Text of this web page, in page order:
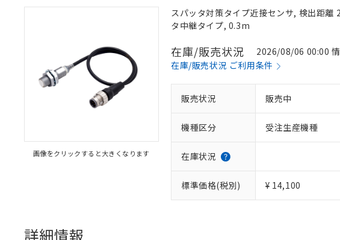
画像をクリックすると大きくなります
スパッタ対策タイプ近接センサ, 検出距
タ中継タイプ, 0.3m
在庫/販売状況
2026/08/06 00:00
在庫/販売状況 ご利用条件
販売状況 販売中
機種区分 受注生産機種
在庫状況
標準価格(税別) ¥ 14,100
詳細情報